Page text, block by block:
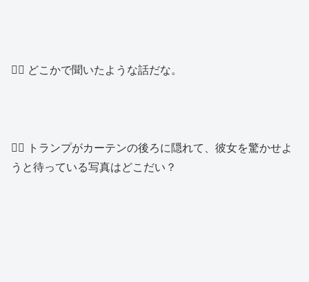
👱‍♂️ どこかで聞いたような話だな。
👱‍♂️ トランプがカーテンの後ろに隠れて、彼女を驚かせよ
うと待っている写真はどこだい？